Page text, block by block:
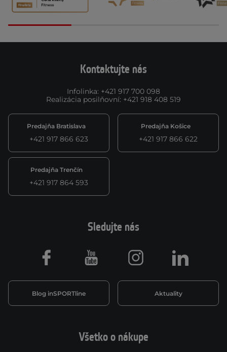
Kontaktujte nás
Infolinka: +421 917 700 098
Realizácia posilňovní: +421 918 408 519
Predajňa Bratislava
+421 917 866 623
Predajňa Košice
+421 917 866 622
Predajňa Trenčín
+421 917 864 593
Všetko o nákupe
Sledujte nás
Blog inSPORTline Aktuality
Facebook Youtube Instagram LinkedIn